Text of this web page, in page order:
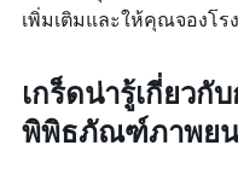
เพิ่มเติมและให้คุณจองโร
เกร็ดน่ารู้เกี่ยวกั
พิพิธภัณฑ์ภาพยน